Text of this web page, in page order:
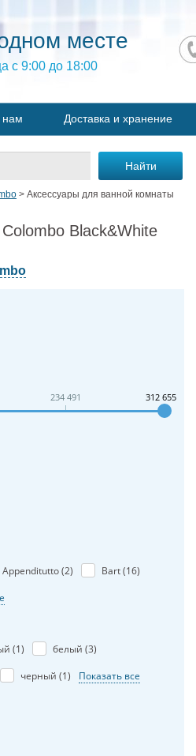
месте
с 9:00 до 18:00
нам Доставка и хранение
> Аксессуары для ванной комнаты
Black&White
234 491 312 655
Appenditutto (2) Bart (16)
(1) белый (3)
черный (1) Показать все